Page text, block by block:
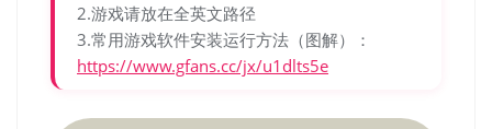
2.游戏请放在全英文路径
3.常用游戏软件安装运行方法（图解）：
https://www.gfans.cc/jx/u1dlts5e